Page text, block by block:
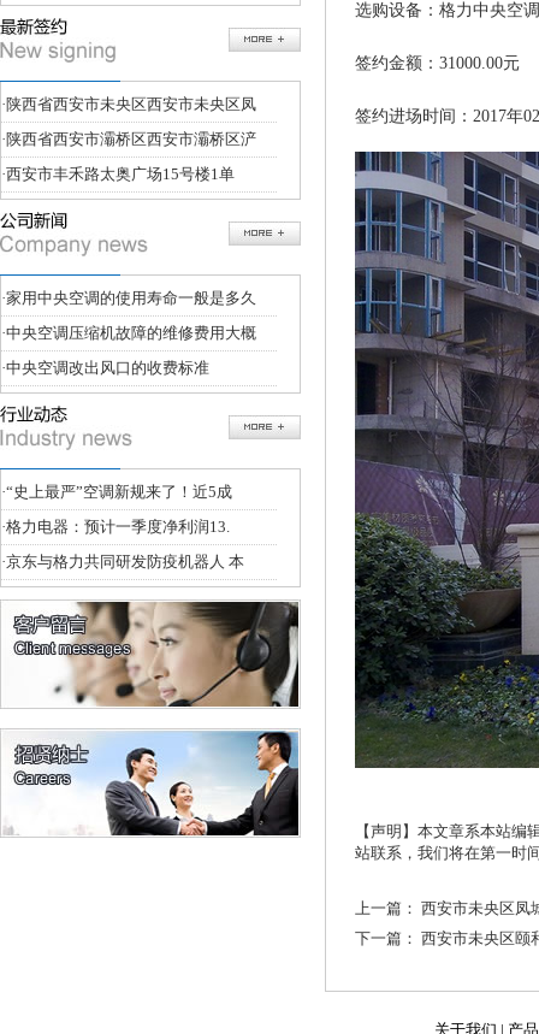
·陕西省西安市未央区西安市未央区凤
·陕西省西安市灞桥区西安市灞桥区浐
·西安市丰禾路太奥广场15号楼1单
·家用中央空调的使用寿命一般是多久
·中央空调压缩机故障的维修费用大概
·中央空调改出风口的收费标准
·“史上最严”空调新规来了！近5成
·格力电器：预计一季度净利润13.
·京东与格力共同研发防疫机器人 本
选购设备：格力中央空
签约金额：31000.00元
签约进场时间：2017年
【声明】本文章系本站
站联系，我们将在第一时
上一篇： 西安市未央区凤
下一篇： 西安市未央区颐
关于我们 | 产